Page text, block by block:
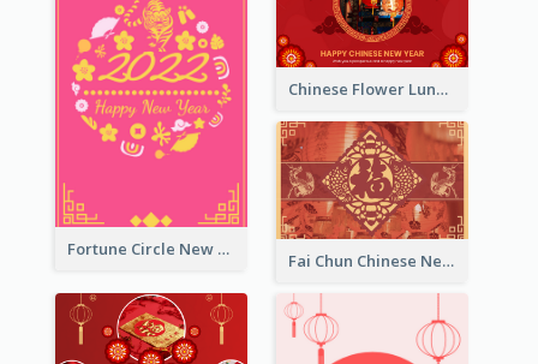
Fortune Circle New Year Greeting Card
Chinese Flower Lunar New Year Greeting Card
Fai Chun Chinese New Year Greeting Card